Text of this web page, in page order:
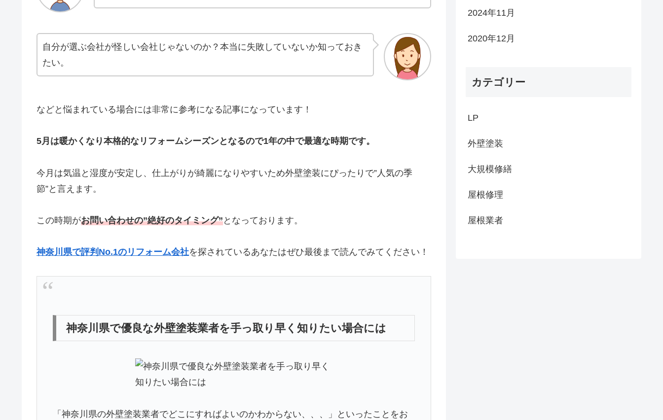
自分が選ぶ会社が怪しい会社じゃないのか？本当に失敗していないか知っておき
たい。
などと悩まれている場合には非常に参考になる記事になっています！
5月は暖かくなり本格的なリフォームシーズンとなるので1年の中で最適な時期です。
今月は気温と湿度が安定し、仕上がりが綺麗になりやすいため外壁塗装にぴったりで”人気の季
節”と言えます。
この時期がお問い合わせの”絶好のタイミング”となっております。
神奈川県で評判No.1のリフォーム会社を探されているあなたはぜひ最後まで読んでみてください！
神奈川県で優良な外壁塗装業者を手っ取り早く知りたい場合には
「神奈川県の外壁塗装業者でどこにすればよいのかわからない、、、」といったことをお
2024年11月
2020年12月
カテゴリー
LP
外壁塗装
大規模修繕
屋根修理
屋根業者